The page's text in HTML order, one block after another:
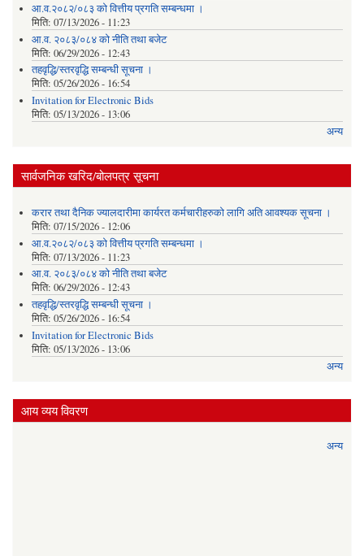
आ.व.२०८२/०८३ को वित्तीय प्रगति सम्बन्धमा ।
मिति: 07/13/2026 - 11:23
आ.व. २०८३/०८४ को नीति तथा बजेट
मिति: 06/29/2026 - 12:43
तहवृद्धि/स्तरवृद्धि सम्बन्धी सूचना ।
मिति: 05/26/2026 - 16:54
Invitation for Electronic Bids
मिति: 05/13/2026 - 13:06
अन्य
सार्वजनिक खरिद/बोलपत्र सूचना
करार तथा दैनिक ज्यालदारीमा कार्यरत कर्मचारीहरुको लागि अति आवश्यक सूचना ।
मिति: 07/15/2026 - 12:06
आ.व.२०८२/०८३ को वित्तीय प्रगति सम्बन्धमा ।
मिति: 07/13/2026 - 11:23
आ.व. २०८३/०८४ को नीति तथा बजेट
मिति: 06/29/2026 - 12:43
तहवृद्धि/स्तरवृद्धि सम्बन्धी सूचना ।
मिति: 05/26/2026 - 16:54
Invitation for Electronic Bids
मिति: 05/13/2026 - 13:06
अन्य
आय व्यय विवरण
अन्य